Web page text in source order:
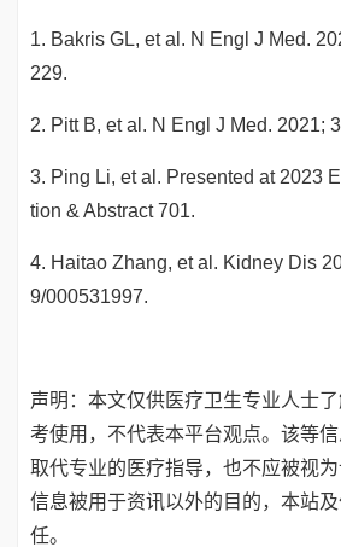
1. Bakris GL, et al. N Engl J Med.
229.
2. Pitt B, et al. N Engl J Med. 2021;
3. Ping Li, et al. Presented at 2023
tion & Abstract 701.
4. Haitao Zhang, et al. Kidney Dis
9/000531997.
声明：本文仅供医疗卫生专业人士
考使用，不代表本平台观点。该等
取代专业的医疗指导，也不应被视
信息被用于资讯以外的目的，本站
任。